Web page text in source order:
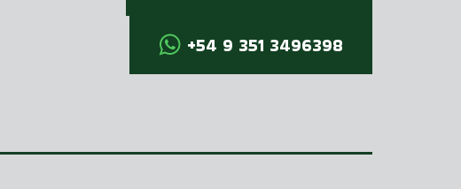
+54 9 351 3496398